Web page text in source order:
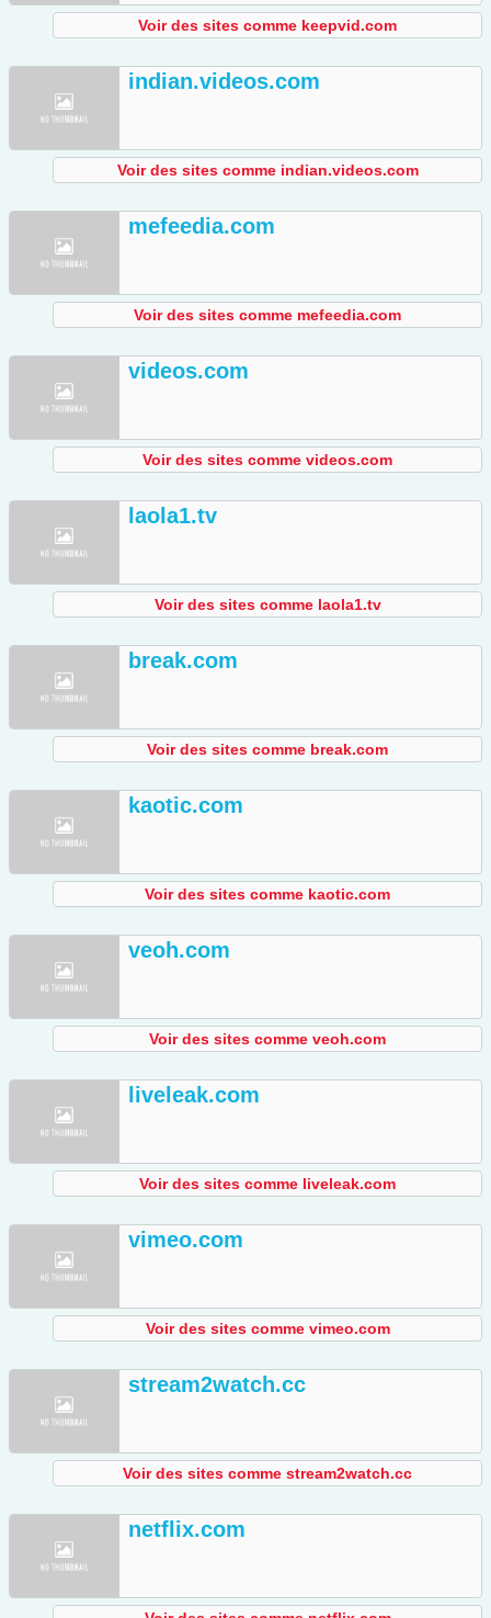
Voir des sites comme keepvid.com
indian.videos.com
Voir des sites comme indian.videos.com
mefeedia.com
Voir des sites comme mefeedia.com
videos.com
Voir des sites comme videos.com
laola1.tv
Voir des sites comme laola1.tv
break.com
Voir des sites comme break.com
kaotic.com
Voir des sites comme kaotic.com
veoh.com
Voir des sites comme veoh.com
liveleak.com
Voir des sites comme liveleak.com
vimeo.com
Voir des sites comme vimeo.com
stream2watch.cc
Voir des sites comme stream2watch.cc
netflix.com